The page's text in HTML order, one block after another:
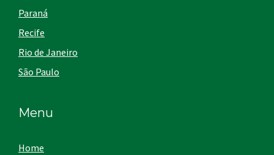
Paraná
Recife
Rio de Janeiro
São Paulo
Menu
Home